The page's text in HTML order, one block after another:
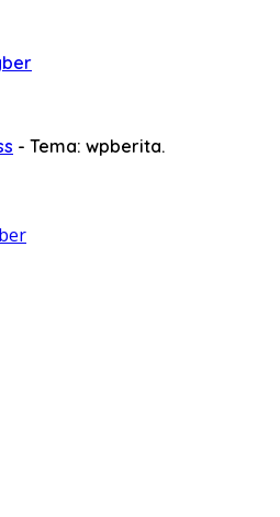
- Tema: wpberita.